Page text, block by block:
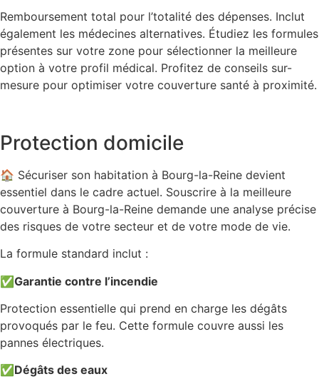
Remboursement total pour l’totalité des dépenses. Inclut
également les médecines alternatives. Étudiez les formules
présentes sur votre zone pour sélectionner la meilleure
option à votre profil médical. Profitez de conseils sur-
mesure pour optimiser votre couverture santé à proximité.
Protection domicile
🏠 Sécuriser son habitation à Bourg-la-Reine devient
essentiel dans le cadre actuel. Souscrire à la meilleure
couverture à Bourg-la-Reine demande une analyse précise
des risques de votre secteur et de votre mode de vie.
La formule standard inclut :
✅Garantie contre l’incendie
Protection essentielle qui prend en charge les dégâts
provoqués par le feu. Cette formule couvre aussi les
pannes électriques.
✅ Dégâts des eaux